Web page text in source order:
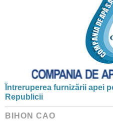
Întreruperea furnizării apei
Republicii
BIHON CAO